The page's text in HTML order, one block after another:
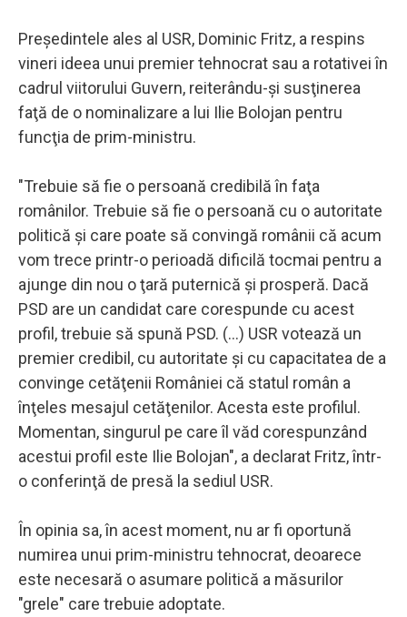
Preşedintele ales al USR, Dominic Fritz, a respins
vineri ideea unui premier tehnocrat sau a rotativei în
cadrul viitorului Guvern, reiterându-şi susţinerea
faţă de o nominalizare a lui Ilie Bolojan pentru
funcţia de prim-ministru.
"Trebuie să fie o persoană credibilă în faţa
românilor. Trebuie să fie o persoană cu o autoritate
politică şi care poate să convingă românii că acum
vom trece printr-o perioadă dificilă tocmai pentru a
ajunge din nou o ţară puternică şi prosperă. Dacă
PSD are un candidat care corespunde cu acest
profil, trebuie să spună PSD. (...) USR votează un
premier credibil, cu autoritate şi cu capacitatea de a
convinge cetăţenii României că statul român a
înţeles mesajul cetăţenilor. Acesta este profilul.
Momentan, singurul pe care îl văd corespunzând
acestui profil este Ilie Bolojan", a declarat Fritz, într-
o conferinţă de presă la sediul USR.
În opinia sa, în acest moment, nu ar fi oportună
numirea unui prim-ministru tehnocrat, deoarece
este necesară o asumare politică a măsurilor
"grele" care trebuie adoptate.